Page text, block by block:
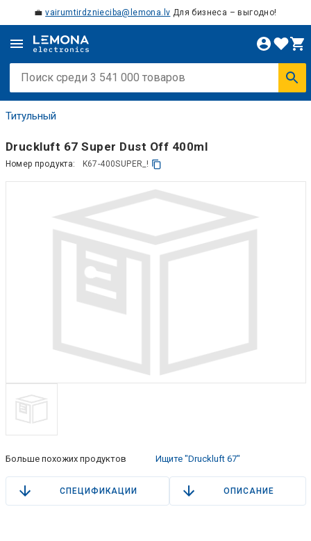
💼vairumtirdznieciba@lemona.lv Для бизнеса – выгодно!
Титульный
Druckluft 67 Super Dust Off 400ml
Номер продукта: K67-400SUPER_!
Больше похожих продуктов Ищите "Druckluft 67"
СПЕЦИФИКАЦИИ ОПИСАНИЕ